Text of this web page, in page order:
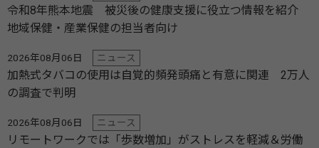
令和8年熊本地震 被災後の健康支援に役立つ情報を紹介
地域保健・産業保健の担当者向け
2026年08月06日 ニュース
加熱式タバコの使用は自覚的頻発頭痛と有意に関連 2万人
の調査で判明
2026年08月06日 ニュース
リモートワークでは「歩数増加」がストレスを軽減＆労働